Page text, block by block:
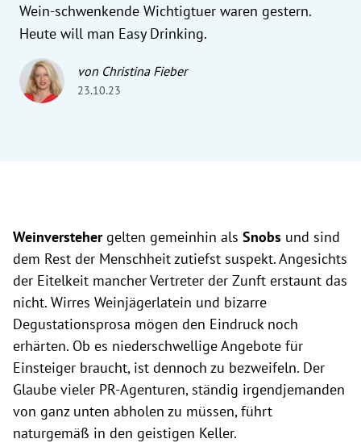
Untermenü
Wein-schwenkende Wichtigtuer waren gestern.
Heute will man Easy Drinking.
von Christina Fieber
23.10.23
Weinverstehergelten gemeinhin als Snobs und sind
dem Rest der Menschheit zutiefst suspekt. Angesichts
der Eitelkeit mancher Vertreter der Zunft erstaunt das
nicht. Wirres Weinjägerlatein und bizarre
Degustationsprosa mögen den Eindruck noch
erhärten. Ob es niederschwellige Angebote für
Einsteiger braucht, ist dennoch zu bezweifeln. Der
Glaube vieler PR-Agenturen, ständig irgendjemanden
von ganz unten abholen zu müssen, führt
naturgemäß in den geistigen Keller.